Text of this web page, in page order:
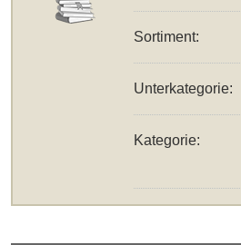
Sortiment:
Unterkategorie:
Kategorie: